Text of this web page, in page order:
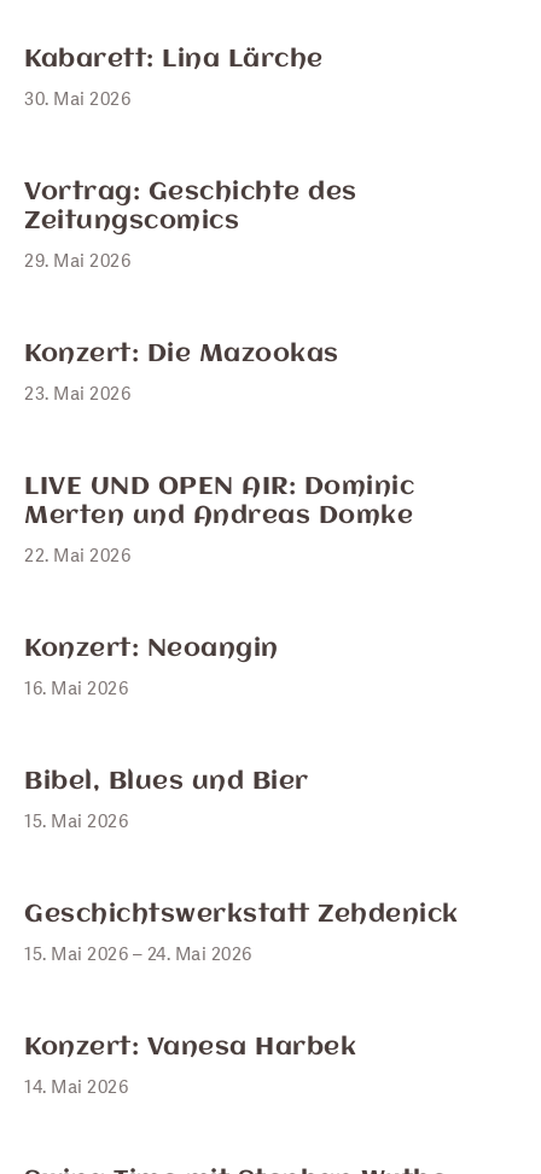
30
Kabarett: Lina Lärche
30. Mai 2026
Vortrag: Geschichte des
Zeitungscomics
29. Mai 2026
23
Konzert: Die Mazookas
23. Mai 2026
LIVE UND OPEN AIR: Dominic
Merten und Andreas Domke
22. Mai 2026
16
Konzert: Neoangin
16. Mai 2026
15
Bibel, Blues und Bier
15. Mai 2026
15
Geschichtswerkstatt Zehdenick
15. Mai 2026 – 24. Mai 2026
14
Konzert: Vanesa Harbek
14. Mai 2026